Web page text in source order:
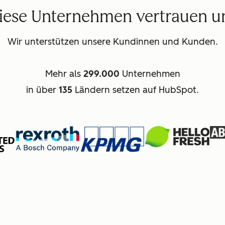
Unternehmen vertrauen
Wir unterstützen unsere Kundinnen und Kunden.
Mehr als 299.000 Unternehmen
in über 135 Ländern setzen auf HubSpot.